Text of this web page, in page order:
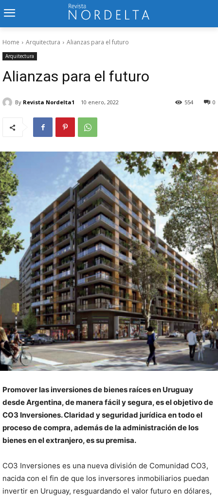
Home Arquitectura Alianzas para el futuro
Arquitectura
Alianzas para el futuro
By Revista Nordelta1 10 enero, 2022 0
554
Promover las inversiones de bienes raíces en Uruguay
desde Argentina, de manera fácil y segura, es el objetivo de
CO3 Inversiones. Claridad y seguridad jurídica en todo el
proceso de compra, además de la administración de los
bienes en el extranjero, es su premisa.
CO3 Inversiones es una nueva división de Comunidad CO3,
nacida con el fin de que los inversores inmobiliarios puedan
invertir en Uruguay, resguardando el valor futuro en dólares,